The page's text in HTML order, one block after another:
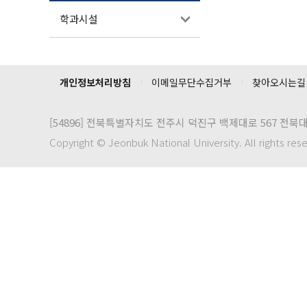
학과시설
개인정보처리방침 이메일무단수집거부 찾아오시는길
[54896] 전북특별자치도 전주시 덕진구 백제대로 567 전북
Copyright © Jeonbuk National University. All rights